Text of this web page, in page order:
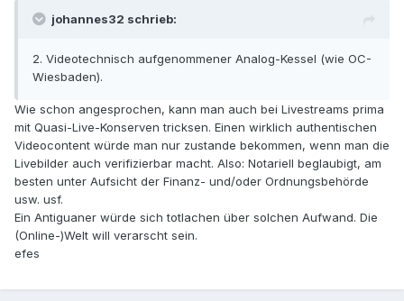
johannes32 schrieb:
2. Videotechnisch aufgenommener Analog-Kessel (wie OC-
Wiesbaden).
Wie schon angesprochen, kann man auch bei Livestreams prima
mit Quasi-Live-Konserven tricksen. Einen wirklich authentischen
Videocontent würde man nur zustande bekommen, wenn man die
Livebilder auch verifizierbar macht. Also: Notariell beglaubigt, am
besten unter Aufsicht der Finanz- und/oder Ordnungsbehörde
usw. usf.
Ein Antiguaner würde sich totlachen über solchen Aufwand. Die
(Online-)Welt will verarscht sein.
efes